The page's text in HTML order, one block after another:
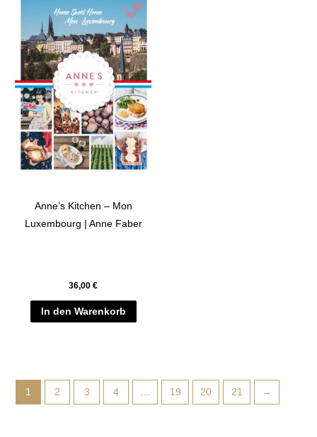
Anne’s Kitchen – Mon
Luxembourg | Anne Faber
36,00€
In den Warenkorb
1 2 3 4 19 20 21 →